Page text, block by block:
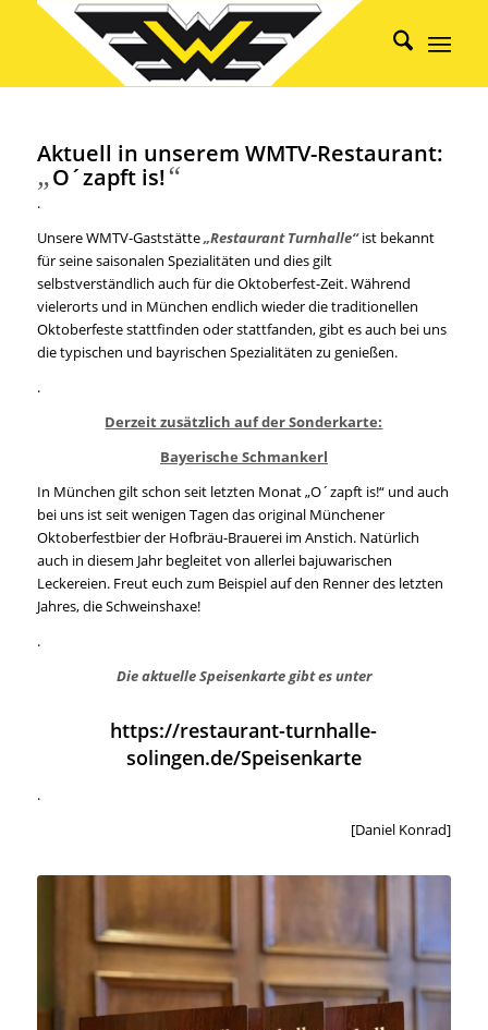
Aktuell in unserem WMTV-Restaurant:
„O´zapft is!“
.
Unsere WMTV-Gaststätte„Restaurant Turnhalle“ist bekannt
für seine saisonalen Spezialitäten und dies gilt
selbstverständlich auch für die Oktoberfest-Zeit. Während
vielerorts und in München endlich wieder die traditionellen
Oktoberfeste stattfinden oder stattfanden, gibt es auch bei uns
die typischen und bayrischen Spezialitäten zu genießen.
.
Derzeit zusätzlich auf der Sonderkarte:
Bayerische Schmankerl
In München gilt schon seit letzten Monat „O´zapft is!“ und auch
bei uns ist seit wenigen Tagen das original Münchener
Oktoberfestbier der Hofbräu-Brauerei im Anstich. Natürlich
auch in diesem Jahr begleitet von allerlei bajuwarischen
Leckereien. Freut euch zum Beispiel auf den Renner des letzten
Jahres, die Schweinshaxe!
.
Die aktuelle Speisenkarte gibt es unter
https://restaurant-turnhalle-
solingen.de/Speisenkarte
.
[Daniel Konrad]